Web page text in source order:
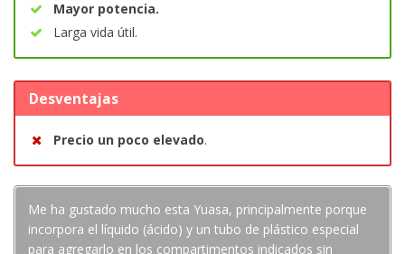
Mayor potencia.
Larga vida útil.
Desventajas
Precio un poco elevado.
Me ha gustado mucho esta Yuasa, principalmente porque
incorpora el líquido (ácido) y un tubo de plástico especial
para agregarlo en los compartimentos indicados sin